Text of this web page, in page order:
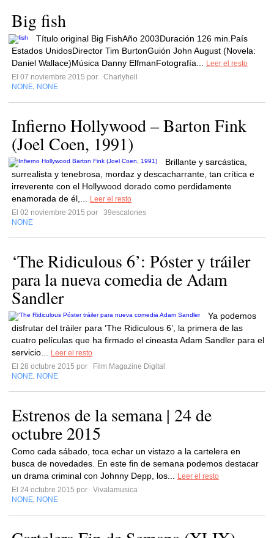
Big fish
Título original Big FishAño 2003Duración 126 min.País
Estados UnidosDirector Tim BurtonGuión John August (Novela:
Daniel Wallace)Música Danny ElfmanFotografía...
Leer el resto
El 07 noviembre 2015 por
Charlyhell
NONE NONE
Infierno Hollywood – Barton Fink
(Joel Coen, 1991)
Brillante y sarcástica,
surrealista y tenebrosa, mordaz y descacharrante, tan crítica e
irreverente con el Hollywood dorado como perdidamente
enamorada de él,...
Leer el resto
El 02 noviembre 2015 por
39escalones
NONE
‘The Ridiculous 6’: Póster y tráiler
para la nueva comedia de Adam
Sandler
Ya podemos
disfrutar del tráiler para ‘The Ridiculous 6’, la primera de las
cuatro películas que ha firmado el cineasta Adam Sandler para el
servicio...
Leer el resto
El 28 octubre 2015 por
Film Magazine Digital
NONE NONE
Estrenos de la semana | 24 de
octubre 2015
Como cada sábado, toca echar un vistazo a la cartelera en
busca de novedades. En este fin de semana podemos destacar
un drama criminal con Johnny Depp, los...
Leer el resto
El 24 octubre 2015 por
Vivalamusica
NONE NONE